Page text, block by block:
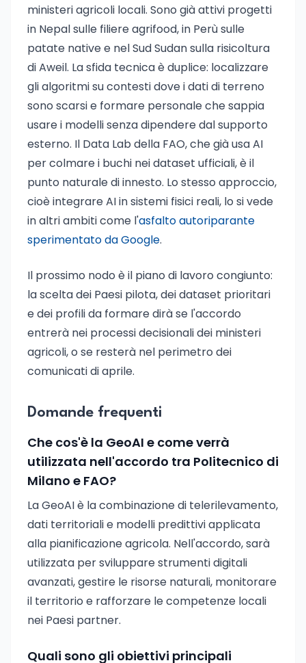
ministeri agricoli locali. Sono già attivi progetti
in Nepal sulle filiere agrifood, in Perù sulle
patate native e nel Sud Sudan sulla risicoltura
di Aweil. La sfida tecnica è duplice: localizzare
gli algoritmi su contesti dove i dati di terreno
sono scarsi e formare personale che sappia
usare i modelli senza dipendere dal supporto
esterno. Il Data Lab della FAO, che già usa AI
per colmare i buchi nei dataset ufficiali, è il
punto naturale di innesto. Lo stesso approccio,
cioè integrare AI in sistemi fisici reali, lo si vede
in altri ambiti come l'asfalto autoriparante
sperimentato da Google.
Il prossimo nodo è il piano di lavoro congiunto:
la scelta dei Paesi pilota, dei dataset prioritari
e dei profili da formare dirà se l'accordo
entrerà nei processi decisionali dei ministeri
agricoli, o se resterà nel perimetro dei
comunicati di aprile.
Domande frequenti
Che cos'è la GeoAI e come verrà
utilizzata nell'accordo tra Politecnico di
Milano e FAO?
La GeoAI è la combinazione di telerilevamento,
dati territoriali e modelli predittivi applicata
alla pianificazione agricola. Nell'accordo, sarà
utilizzata per sviluppare strumenti digitali
avanzati, gestire le risorse naturali, monitorare
il territorio e rafforzare le competenze locali
nei Paesi partner.
Quali sono gli obiettivi principali